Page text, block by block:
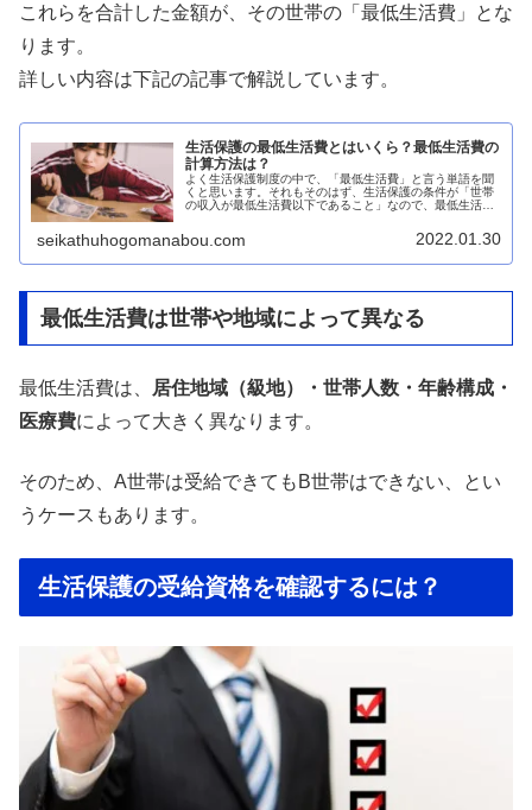
これらを合計した金額が、その世帯の「最低生活費」とな
ります。
詳しい内容は下記の記事で解説しています。
生活保護の最低生活費とはいくら？最低生活費の
計算方法は？
よく生活保護制度の中で、「最低生活費」と言う単語を聞
くと思います。それもそのはず、生活保護の条件が「世帯
の収入が最低生活費以下であること」なので、最低生活費
seikathuhogomanabou.com 2022.01.30
最低生活費は世帯や地域によって異なる
最低生活費は、 居住地域（級地）・世帯人数・年齢構成・
医療費によって大きく異なります。
そのため、A世帯は受給できてもB世帯はできない、とい
うケースもあります。
生活保護の受給資格を確認するには？